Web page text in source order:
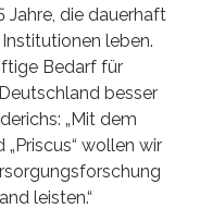
Jahre, die dauerhaft
leben.
Bedarf für
besser
„Mit dem
wollen wir
leisten.“